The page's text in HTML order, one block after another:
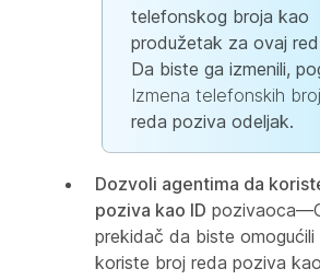
telefonskog broja kao
produžetak za ovaj
Da biste ga izmenili,
Izmena telefonskih
reda poziva odeljak.
Dozvoli agentima da
poziva kao ID
prekidač da biste omogućili
koriste broj reda poziva